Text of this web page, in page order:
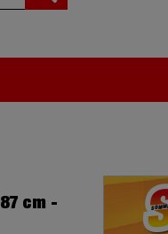
cm -